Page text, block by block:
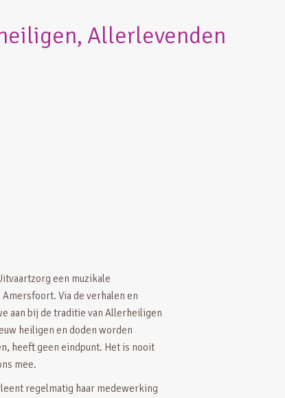
Allerlevenden
een muzikale
Via de verhalen en
aan bij de traditie van Allerheiligen
heiligen en doden worden
heeft geen eindpunt. Het is nooit
mee.
regelmatig haar medewerking